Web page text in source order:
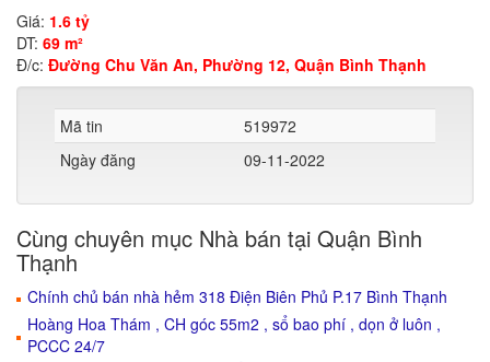
Giá: 1.6 tỷ
DT: 69 m²
Đ/c: Đường Chu Văn An, Phường 12, Quận Bình Thạnh
Mã tin
519972
Ngày đăng
09-11-2022
Cùng chuyên mục Nhà bán tại Quận Bình
Thạnh
Chính chủ bán nhà hẻm 318 Điện Biên Phủ P.17 Bình Thạnh
Hoàng Hoa Thám , CH góc 55m2 , sổ bao phí , dọn ở luôn ,
PCCC 24/7